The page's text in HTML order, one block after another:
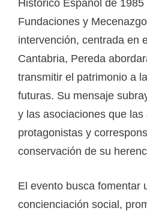
Histórico Español de
Fundaciones y
intervención, centrada en
Cantabria, Pereda
transmitir el patrimonio a
futuras. Su mensaje
y las asociaciones que las
protagonistas y
conservación de su
El evento busca fomentar
concienciación social,